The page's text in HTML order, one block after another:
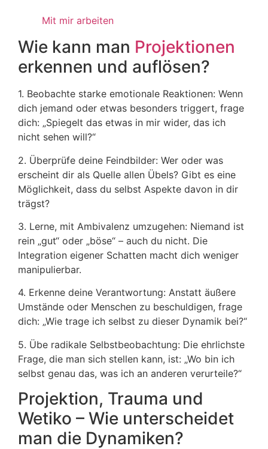
Mit mir arbeiten
Wie kann man Projektionen
erkennen und auflösen?
1. Beobachte starke emotionale Reaktionen: Wenn
dich jemand oder etwas besonders triggert, frage
dich: „Spiegelt das etwas in mir wider, das ich
nicht sehen will?“
2. Überprüfe deine Feindbilder: Wer oder was
erscheint dir als Quelle allen Übels? Gibt es eine
Möglichkeit, dass du selbst Aspekte davon in dir
trägst?
3. Lerne, mit Ambivalenz umzugehen: Niemand ist
rein „gut“ oder „böse“ – auch du nicht. Die
Integration eigener Schatten macht dich weniger
manipulierbar.
4. Erkenne deine Verantwortung: Anstatt äußere
Umstände oder Menschen zu beschuldigen, frage
dich: „Wie trage ich selbst zu dieser Dynamik bei?“
5. Übe radikale Selbstbeobachtung: Die ehrlichste
Frage, die man sich stellen kann, ist: „Wo bin ich
selbst genau das, was ich an anderen verurteile?“
Projektion, Trauma und
Wetiko – Wie unterscheidet
man die Dynamiken?